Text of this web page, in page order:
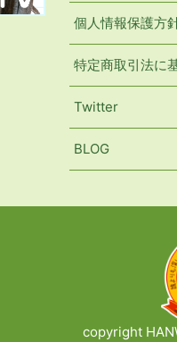
個人情報保護方
特定商取引法に
Twitter
BLOG
copyright